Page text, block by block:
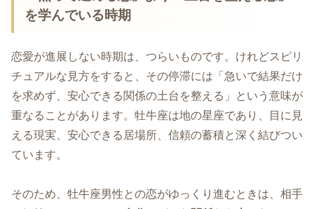
を学んでいる時期
恋愛が進展しない時期は、つらいものです。けれどスピリ
チュアルな見方をすると、その停滞には「急いで結果だけ
を求めず、安心できる関係の土台を整える」という意味が
重なることがあります。牡牛座は地の星座であり、目に見
える現実、安心できる居場所、信頼の蓄積と深く結びつい
ています。
そのため、牡牛座男性との恋がゆっくり進むときは、相手